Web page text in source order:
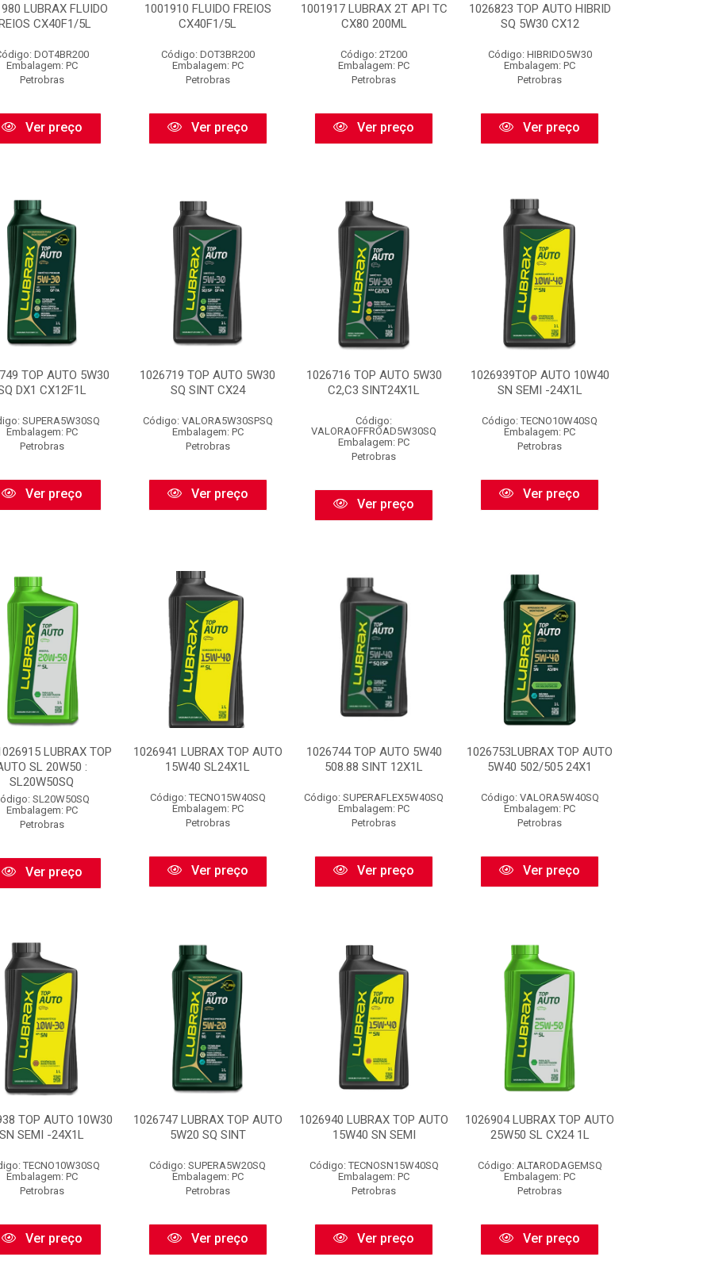
LUBRAX FLUIDO
CX40F1/5L
DOT4BR200
Embalagem: PC
Petrobras
Ver preço
1001910 FLUIDO FREIOS
CX40F1/5L
Código: DOT3BR200
Embalagem: PC
Petrobras
Ver preço
1001917 LUBRAX 2T API TC
CX80 200ML
Código: 2T200
Embalagem: PC
Petrobras
Ver preço
1026823 TOP AUTO HIBRID
SQ 5W30 CX12
Código: HIBRIDO5W30
Embalagem: PC
Petrobras
Ver preço
TOP AUTO 5W30
DX1 CX12F1L
SUPERA5W30SQ
Embalagem: PC
Petrobras
Ver preço
1026719 TOP AUTO 5W30
SQ SINT CX24
Código: VALORA5W30SPSQ
Embalagem: PC
Petrobras
Ver preço
1026716 TOP AUTO 5W30
C2,C3 SINT24X1L
Código:
VALORAOFFROAD5W30SQ
Embalagem: PC
Petrobras
Ver preço
1026939TOP AUTO 10W40
SN SEMI -24X1L
Código: TECNO10W40SQ
Embalagem: PC
Petrobras
Ver preço
LUBRAX TOP
SL 20W50 :
SL20W50SQ
SL20W50SQ
Embalagem: PC
Petrobras
Ver preço
1026941 LUBRAX TOP AUTO
15W40 SL24X1L
Código: TECNO15W40SQ
Embalagem: PC
Petrobras
Ver preço
1026744 TOP AUTO 5W40
508.88 SINT 12X1L
Código: SUPERAFLEX5W40SQ
Embalagem: PC
Petrobras
Ver preço
1026753LUBRAX TOP AUTO
5W40 502/505 24X1
Código: VALORA5W40SQ
Embalagem: PC
Petrobras
Ver preço
TOP AUTO 10W30
SN SEMI -24X1L
TECNO10W30SQ
Embalagem: PC
Petrobras
Ver preço
1026747 LUBRAX TOP AUTO
5W20 SQ SINT
Código: SUPERA5W20SQ
Embalagem: PC
Petrobras
Ver preço
1026940 LUBRAX TOP AUTO
15W40 SN SEMI
Código: TECNOSN15W40SQ
Embalagem: PC
Petrobras
Ver preço
1026904 LUBRAX TOP AUTO
25W50 SL CX24 1L
Código: ALTARODAGEMSQ
Embalagem: PC
Petrobras
Ver preço